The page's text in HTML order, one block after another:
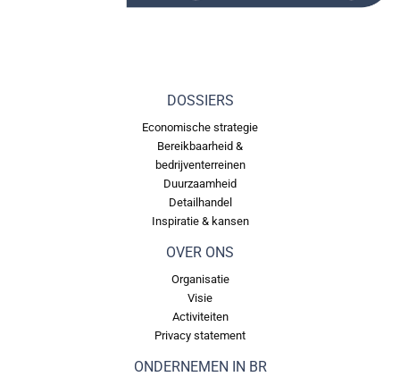
DOSSIERS
Economische strategie
Bereikbaarheid &
bedrijventerreinen
Duurzaamheid
Detailhandel
Inspiratie & kansen
OVER ONS
Organisatie
Visie
Activiteiten
Privacy statement
ONDERNEMEN IN BR